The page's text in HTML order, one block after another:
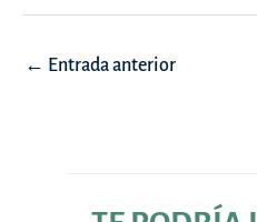
Navegación
← Entrada anterior